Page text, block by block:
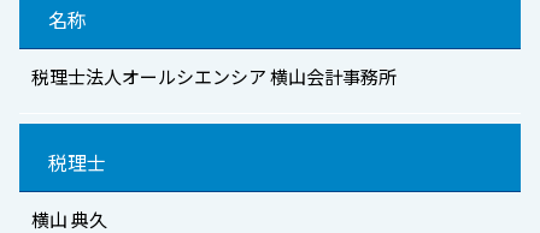
名称
税理士法人オールシエンシア 横山会計事務所
税理士
横山 典久